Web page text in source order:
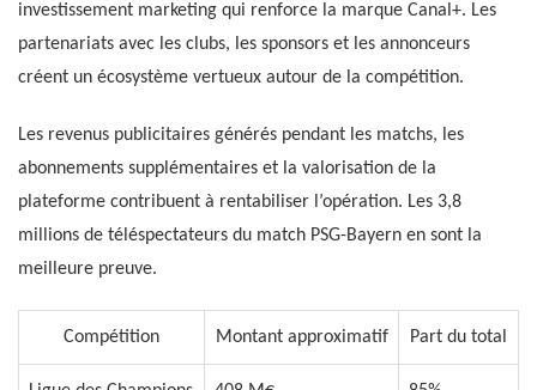
investissement marketing qui renforce la marque Canal+. Les
partenariats avec les clubs, les sponsors et les annonceurs
créent un écosystème vertueux autour de la compétition.
Les revenus publicitaires générés pendant les matchs, les
abonnements supplémentaires et la valorisation de la
plateforme contribuent à rentabiliser l’opération. Les 3,8
millions de téléspectateurs du match PSG-Bayern en sont la
meilleure preuve.
Compétition Montant approximatif Part du total